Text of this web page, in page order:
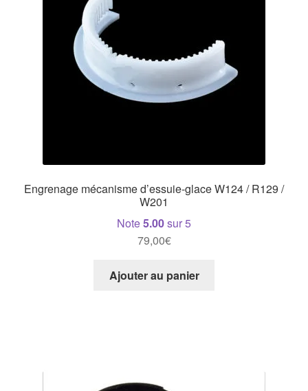
Engrenage mécanisme d’essuie-glace W124 / R129 /
W201
Note5.00sur 5
79,00€
Ajouter au panier